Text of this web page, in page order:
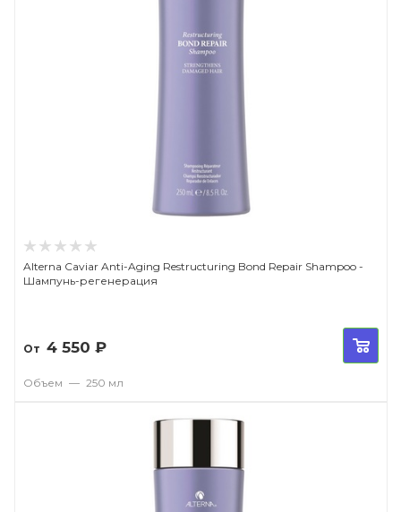
Alterna Caviar Anti-Aging Restructuring Bond Repair Shampoo -
Шампунь-регенерация
От 4 550 ₽
Объем — 250 мл